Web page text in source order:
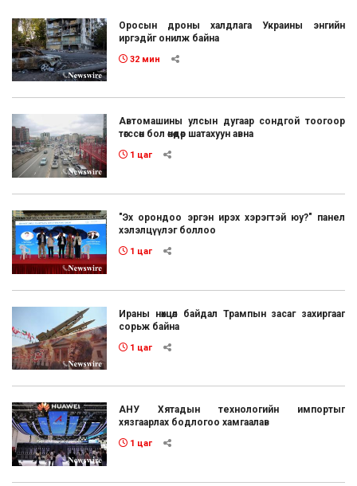
Оросын дроны халдлага Украины энгийн
иргэдйг онилж байна
32 мин
Автомашины улсын дугаар сондгой тоогоор
төгссөн бол өнөөдөр шатахуун авна
1 цаг
"Эх орондоо эргэн ирэх хэрэгтэй юу?" панел
хэлэлцүүлэг боллоо
1 цаг
Ираны нөхцөл байдал Трампын засаг захиргааг
сорьж байна
1 цаг
АНУ Хятадын технологийн импортыг
хязгаарлах бодлогоо хамгаалав
1 цаг